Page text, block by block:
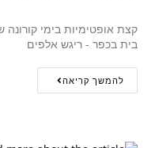
קצת אופטימיות בימי
בית בכפר - ריגש אלפים
להמשך קריאה